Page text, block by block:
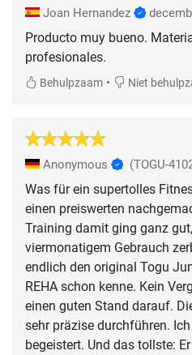
Joan Hernandez
Producto muy bueno.
profesionales.
Behulpzaam • Niet
Anonymous (TOGU-
Was für ein supertolles
einen preiswerten
Training damit ging ganz
viermonatigem Gebrauch
endlich den original Togu
REHA schon kenne. Kein
einen guten Stand darauf.
sehr präzise durchführen.
begeistert. Und das tollste: